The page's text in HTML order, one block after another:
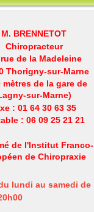
M. BRENNETOT
Chiropracteur
de la Madeleine
Thorigny-sur-Marne
mètres de la gare de
sur-Marne)
: 01 64 30 63 35
: 06 09 25 21 21
de l'Institut Franco-
de Chiropraxie
lundi au samedi de